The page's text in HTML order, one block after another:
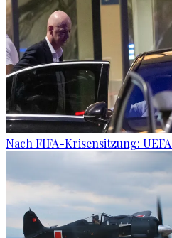
Nach FIFA-Krisensitzung: